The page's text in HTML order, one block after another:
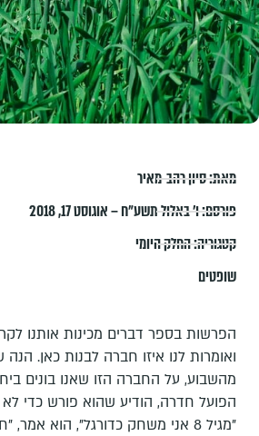
מאת:סיון רהב-מאיר
פורסם:ו׳ באלול תשע״ח – אוגוסט 17, 2018
קטגוריה:החלק היומי
שופטים
הפרשות בספר דברים מכינות אותנו
ואומרות לנו איזו חברה לבנות כאן.
מהשבוע, על החברה הזו שאנו בונים
הפועל חדרה, הודיע שהוא פורש כדי
"מגיל 8 אני משחק כדורגל", הוא